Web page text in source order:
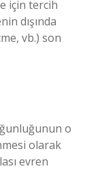
için tercih
dışında
vb.) son
o
olarak
evren